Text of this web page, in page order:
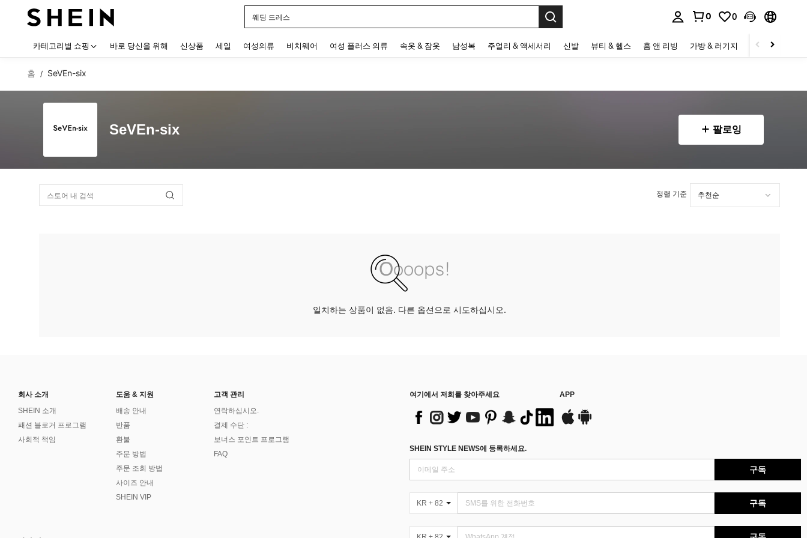
웨딩 드레스
0 0
카테고리별 쇼핑 바로 당신을 위해 신상품 세일 여성의류 비치웨어 여성 플러스 의류 속옷 & 잠옷 남성복 주얼리 & 액세서리 신발 뷰티 & 헬스 홈 앤 리빙 가방 & 러기지 스포츠 & 아웃
홈 / SeVEn-six
SeVEn-six 팔로잉
정렬 기준
일치하는 상품이 없음. 다른 옵션으로 시도하십시오.
회사 소개
SHEIN 소개
패션 블로거 프로그램
사회적 책임
도움 & 지원
배송 안내
반품
환불
주문 방법
주문 조회 방법
사이즈 안내
SHEIN VIP
고객 관리
연락하십시오.
결제 수단 :
보너스 포인트 프로그램
FAQ
여기에서 저희를 찾아주세요 APP
SHEIN STYLE NEWS에 등록하세요.
구독
KR + 82 구독